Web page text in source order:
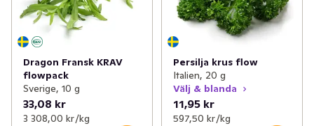
Dragon Fransk KRAV
flowpack
Sverige, 10 g
33,08 kr
3 308,00 kr /kg
Persilja krus flow
Italien, 20 g
Välj & blanda
11,95 kr
597,50 kr /kg